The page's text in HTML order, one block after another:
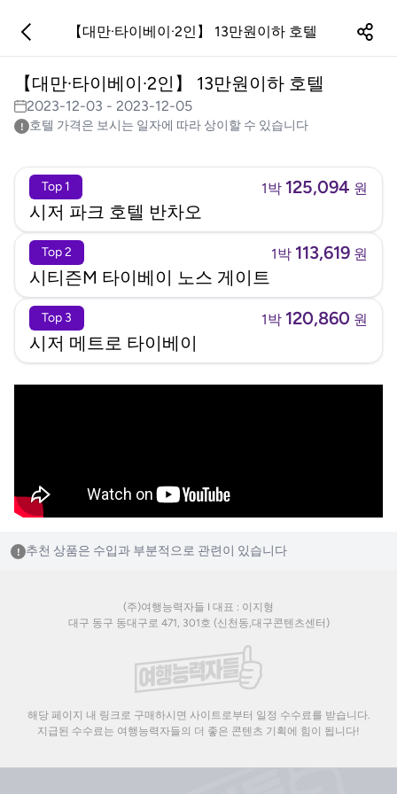
【대만·타이베이·2인】 13만원이하 호텔
【대만·타이베이·2인】 13만원이하 호텔
2023-12-03 -2023-12-05
! 호텔 가격은 보시는 일자에 따라 상이할 수 있습니다
Top 1 1박 125,094 원
시저 파크 호텔 반차오
Top 2 1박 113,619 원
시티즌M 타이베이 노스 게이트
Top 3 1박 120,860 원
시저 메트로 타이베이
! 추천 상품은 수입과 부분적으로 관련이 있습니다
(주)여행능력자들 I 대표 : 이지형
대구 동구 동대구로 471, 301호 (신천동,대구콘텐츠센터)
해당 페이지 내 링크로 구매하시면 사이트로부터 일정 수수료를 받습니다.
지급된 수수료는 여행능력자들의 더 좋은 콘텐츠 기획에 힘이 됩니다!